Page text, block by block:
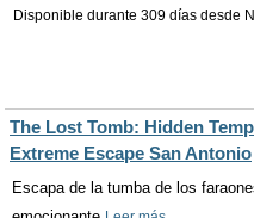
Disponible durante 309 días desde
The Lost Tomb: Hidden
Extreme Escape San Antonio
Escapa de la tumba de los